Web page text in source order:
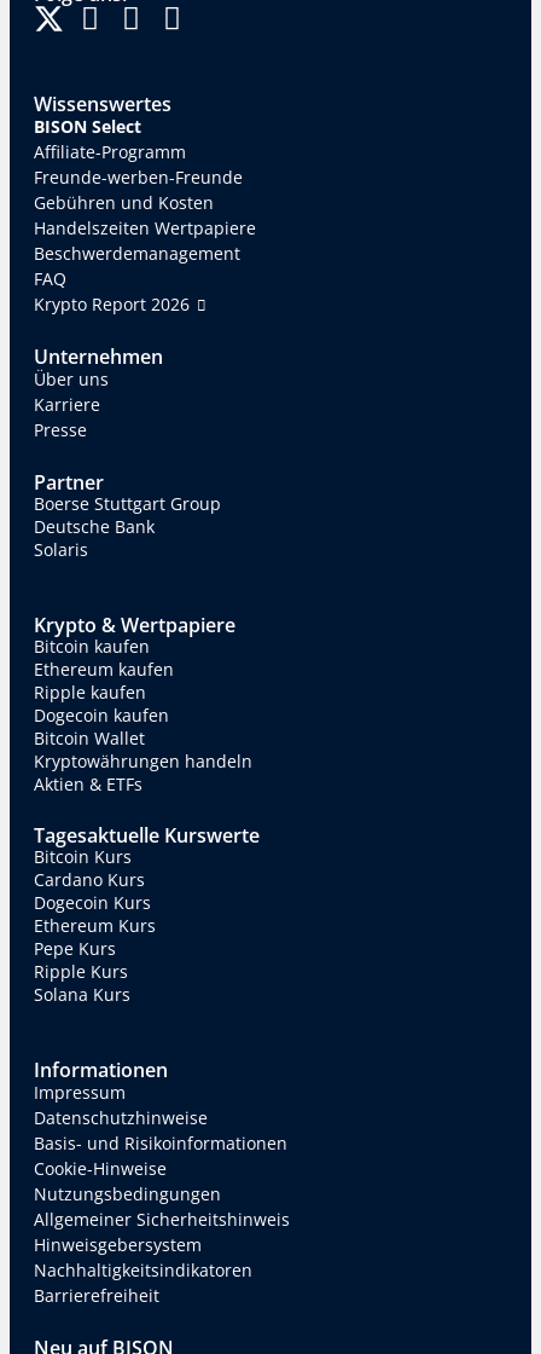
Wissenswertes
BISON Select
Affiliate-Programm
Freunde-werben-Freunde
Gebühren und Kosten
Handelszeiten Wertpapiere
Beschwerdemanagement
FAQ
Krypto Report 2026
Unternehmen
Über uns
Karriere
Presse
Partner
Boerse Stuttgart Group
Deutsche Bank
Solaris
Krypto & Wertpapiere
Bitcoin kaufen
Ethereum kaufen
Ripple kaufen
Dogecoin kaufen
Bitcoin Wallet
Kryptowährungen handeln
Aktien & ETFs
Tagesaktuelle Kurswerte
Bitcoin Kurs
Cardano Kurs
Dogecoin Kurs
Ethereum Kurs
Pepe Kurs
Ripple Kurs
Solana Kurs
Informationen
Impressum
Datenschutzhinweise
Basis- und Risikoinformationen
Cookie-Hinweise
Nutzungsbedingungen
Allgemeiner Sicherheitshinweis
Hinweisgebersystem
Nachhaltigkeitsindikatoren
Barrierefreiheit
Neu auf BISON